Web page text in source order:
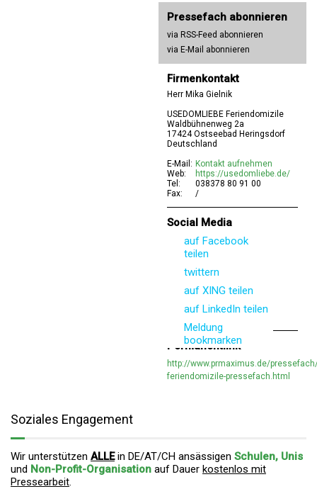
Pressefach abonnieren
via RSS-Feed abonnieren
via E-Mail abonnieren
Firmenkontakt
Herr Mika Gielnik
USEDOMLIEBE Feriendomizile
Waldbühnenweg 2a
17424 Ostseebad Heringsdorf
Deutschland
E-Mail: Kontakt aufnehmen
Web:
https://usedomliebe.de/
Tel:
038378 80 91 00
Fax:
/
Social Media
auf Facebook
teilen
twittern
auf XING teilen
auf LinkedIn teilen
Meldung
bookmarken
Permanentlink
http://www.prmaximus.de/
feriendomizile-pressefach.html
Soziales Engagement
Wir unterstützen ALLEin DE/AT/CH ansässigen Schulen, Unis
und Non-Profit-Organisation auf Dauer kostenlos mit
Pressearbeit.